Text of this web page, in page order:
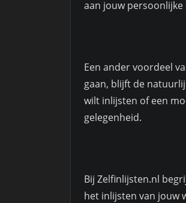
aan jouw
Een ander voordeel
gaan, blijft de
wilt inlijsten of een
gelegenheid.
Bij Zelfinlijsten.nl
het inlijsten van jouw